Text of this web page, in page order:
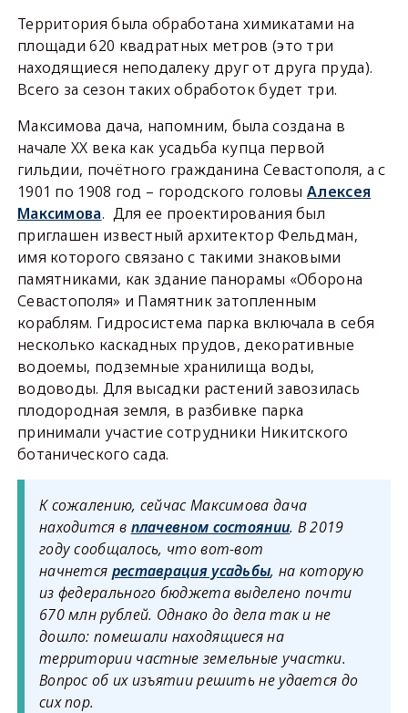
Территория была обработана химикатами на
площади 620 квадратных метров (это три
находящиеся неподалеку друг от друга пруда).
Всего за сезон таких обработок будет три.
Максимова дача, напомним, была создана в
начале XX века как усадьба купца первой
гильдии, почётного гражданина Севастополя, а с
1901 по 1908 год – городского головыАлексея
Максимова. Для ее проектирования был
приглашен известный архитектор Фельдман,
имя которого связано с такими знаковыми
памятниками, как здание панорамы «Оборона
Севастополя» и Памятник затопленным
кораблям. Гидросистема парка включала в себя
несколько каскадных прудов, декоративные
водоемы, подземные хранилища воды,
водоводы. Для высадки растений завозилась
плодородная земля, в разбивке парка
принимали участие сотрудники Никитского
ботанического сада.
К сожалению, сейчас Максимова дача
находится в плачевном состоянии. В 2019
году сообщалось, что вот-вот
начнется реставрация усадьбы, на которую
из федерального бюджета выделено почти
670 млн рублей. Однако до дела так и не
дошло: помешали находящиеся на
территории частные земельные участки.
Вопрос об их изъятии решить не удается до
сих пор.